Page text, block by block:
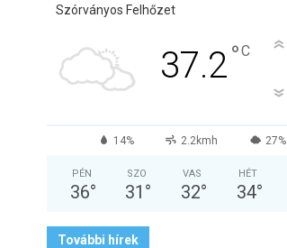
Szórványos Felhőzet
37.2°C
14% 2.2kmh 27%
PÉN
36°
SZO
31 °
VAS
32°
HÉT
34°
További hírek